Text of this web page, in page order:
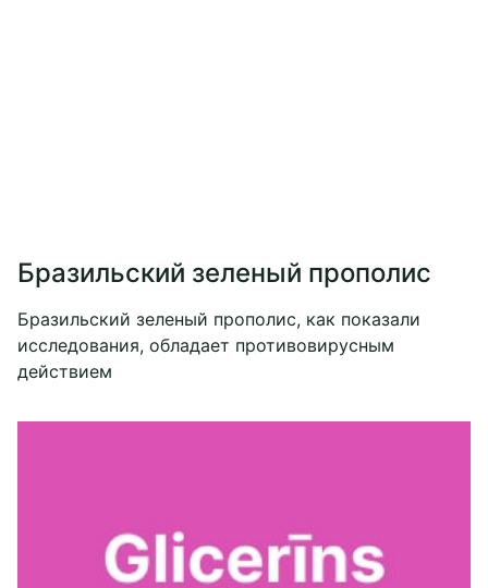
Бразильский зеленый прополис
Бразильский зеленый прополис, как показали
исследования, обладает противовирусным
действием